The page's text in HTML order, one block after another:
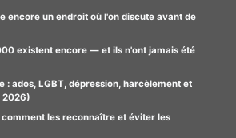
encore un endroit où l'on discute avant de
existent encore — et ils n'ont jamais été
: ados, LGBT, dépression, harcèlement et
2026)
les reconnaître et éviter les